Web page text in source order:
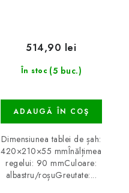
În stoc (5 buc.)
514,90 lei
ADAUGĂ ÎN COŞ
Dimensiunea tablei de șah:
420×210×55 mmÎnălțimea
regelui: 90 mmCuloare:
albastru/roșuGreutate:...